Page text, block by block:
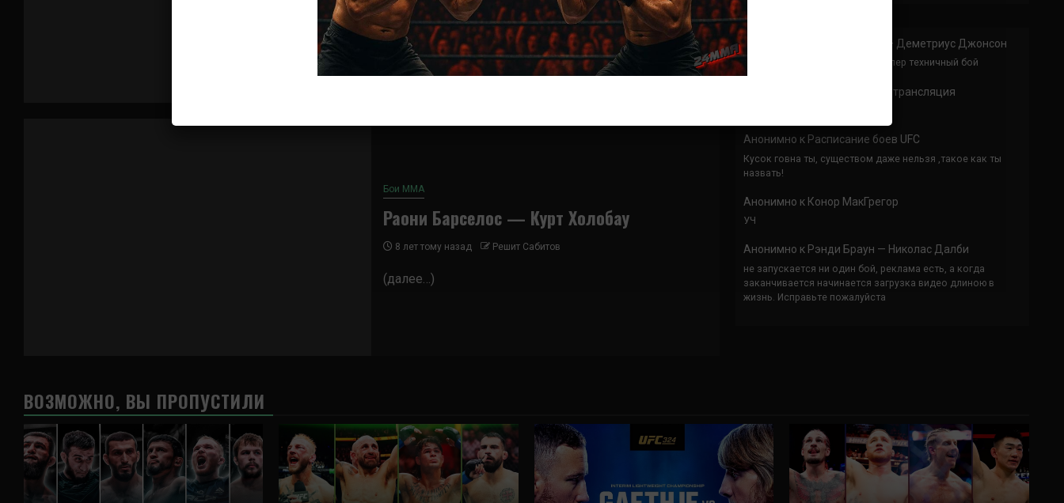
(далее…)
Бои ММА
Раони Барселос — Курт Холобау
8 лет тому назад Решит Сабитов
(далее…)
Анонимно Доминик Круз — Деметриус Джонсон
Спасибо что выложили этот супер техничный бой
UFC 324 прямая трансляция
Анонимно к Расписание боев UFC
Кусок говна ты, существом даже нельзя ,такое как ты
назвать!
Анонимно к Конор МакГрегор
УЧ
Анонимно к Рэнди Браун — Николас Далби
не запускается ни один бой, реклама есть, а когда
заканчивается начинается загрузка видео длиною в
жизнь. Исправьте пожалуйста
ВОЗМОЖНО, ВЫ ПРОПУСТИЛИ